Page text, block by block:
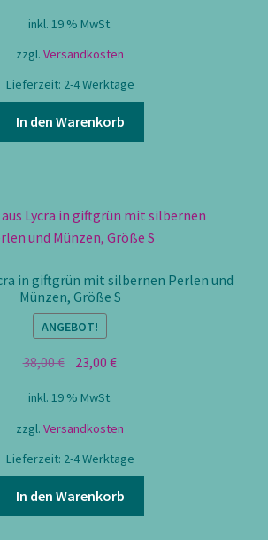
war:
160,00 €
inkl. 19 % MwSt.
zzgl. Versandkosten
Lieferzeit: 2-4 Werktage
In den Warenkorb
in giftgrün mit silbernen Perlen und
Münzen, Größe S
ANGEBOT!
38,00€ Ursprünglicher
war:
38,00 €
23,00€Aktueller
23,00 €.
inkl. 19 % MwSt.
zzgl. Versandkosten
Lieferzeit: 2-4 Werktage
In den Warenkorb